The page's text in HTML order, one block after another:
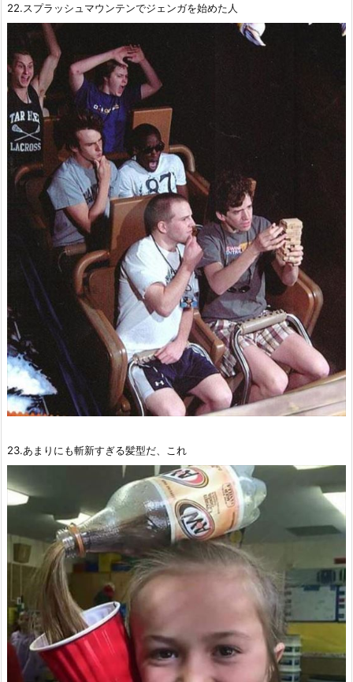
22.スプラッシュマウンテンでジェンガを始めた人
23.あまりにも斬新すぎる髪型だ、これ